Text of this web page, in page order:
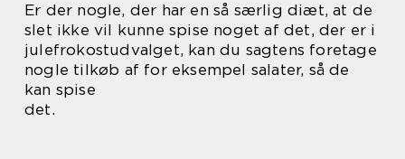
Er der nogle, der har en så særlig diæt, at de
slet ikke vil kunne spise noget af det, der er i
julefrokostudvalget, kan du sagtens foretage
nogle tilkøb af for eksempel salater, så de
kan spise
det.